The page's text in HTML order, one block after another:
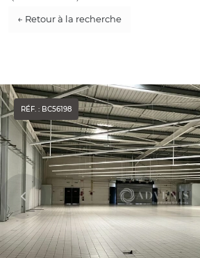
← Retour à la recherche
RÉF. : BC56198